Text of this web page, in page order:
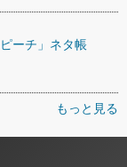
ーチ」ネタ帳
もっと見る